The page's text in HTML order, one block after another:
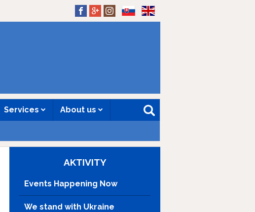
Services About us
AKTIVITY
Events Happening Now
We stand with Ukraine